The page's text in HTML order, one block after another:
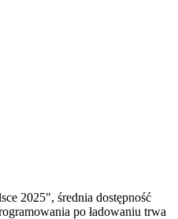
2025", średnia dostępność
po ładowaniu trwa